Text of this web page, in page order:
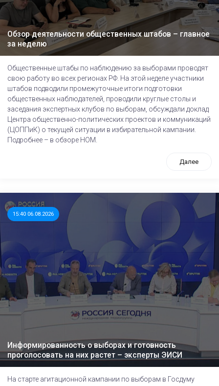
Обзор деятельности общественных штабов – главное
за неделю
Общественные штабы по наблюдению за выборами проводят
свою работу во всех регионах РФ. На этой неделе участники
штабов подводили промежуточные итоги подготовки
общественных наблюдателей, проводили круглые столы и
заседания экспертных клубов по выборам, обсуждали доклад
Центра общественно-политических проектов и коммуникаций
(ЦОППиК) о текущей ситуации в избирательной кампании.
Подробнее – в обзоре НОМ.
Далее
15:40 06.08.2026
Информированность о выборах и готовность
проголосовать на них растет – эксперты ЭИСИ
На старте агитационной кампании по выборам в Госдуму